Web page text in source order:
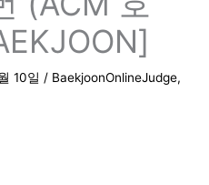
10일/ BaekjoonOnlineJudge,